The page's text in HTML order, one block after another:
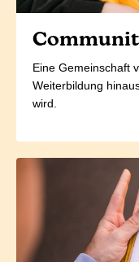
Eine Gemeinschaft
Weiterbildung
wird.